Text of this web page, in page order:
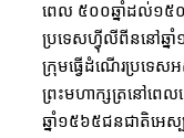
ពេល ៥០០ឆ្នាំដល់១៥០
ប្រទេសហ៊្វីលីពីននៅឆ្ន
ក្រុមធ្វើដំណើរប្រទេ
ព្រះមហាក្សត្រនៅពេ
ឆ្នាំ១៥៦៥ជនជាតិអេ